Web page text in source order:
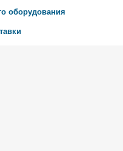
оборудования